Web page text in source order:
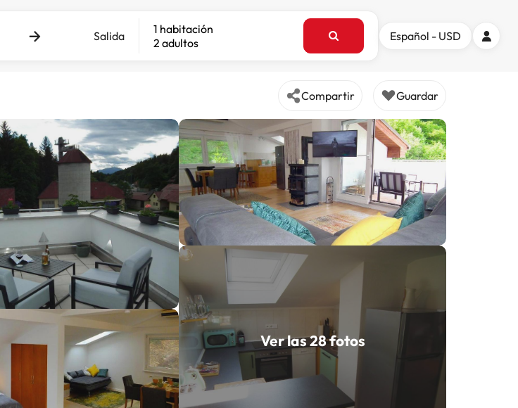
Salida
1 habitación
2 adultos
Español - USD
Compartir Guardar
Ver las 28 fotos